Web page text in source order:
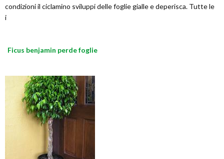
condizioni il ciclamino sviluppi delle foglie gialle e deperisca. Tutte le
i
Ficus benjamin perde foglie